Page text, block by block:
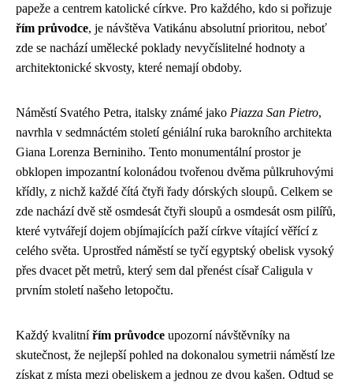
papeže a centrem katolické církve. Pro každého, kdo si pořizuje
řím průvodce, je návštěva Vatikánu absolutní prioritou, neboť
zde se nachází umělecké poklady nevyčíslitelné hodnoty a
architektonické skvosty, které nemají obdoby.
Náměstí Svatého Petra, italsky známé jako Piazza San Pietro,
navrhla v sedmnáctém století géniální ruka barokního architekta
Giana Lorenza Berniniho. Tento monumentální prostor je
obklopen impozantní kolonádou tvořenou dvěma půlkruhovými
křídly, z nichž každé čítá čtyři řady dórských sloupů. Celkem se
zde nachází dvě stě osmdesát čtyři sloupů a osmdesát osm pilířů,
které vytvářejí dojem objímajících paží církve vítající věřící z
celého světa. Uprostřed náměstí se tyčí egyptský obelisk vysoký
přes dvacet pět metrů, který sem dal přenést císař Caligula v
prvním století našeho letopočtu.
Každý kvalitnířím průvodce upozorní návštěvníky na
skutečnost, že nejlepší pohled na dokonalou symetrii náměstí lze
získat z místa mezi obeliskem a jednou ze dvou kašen. Odtud se